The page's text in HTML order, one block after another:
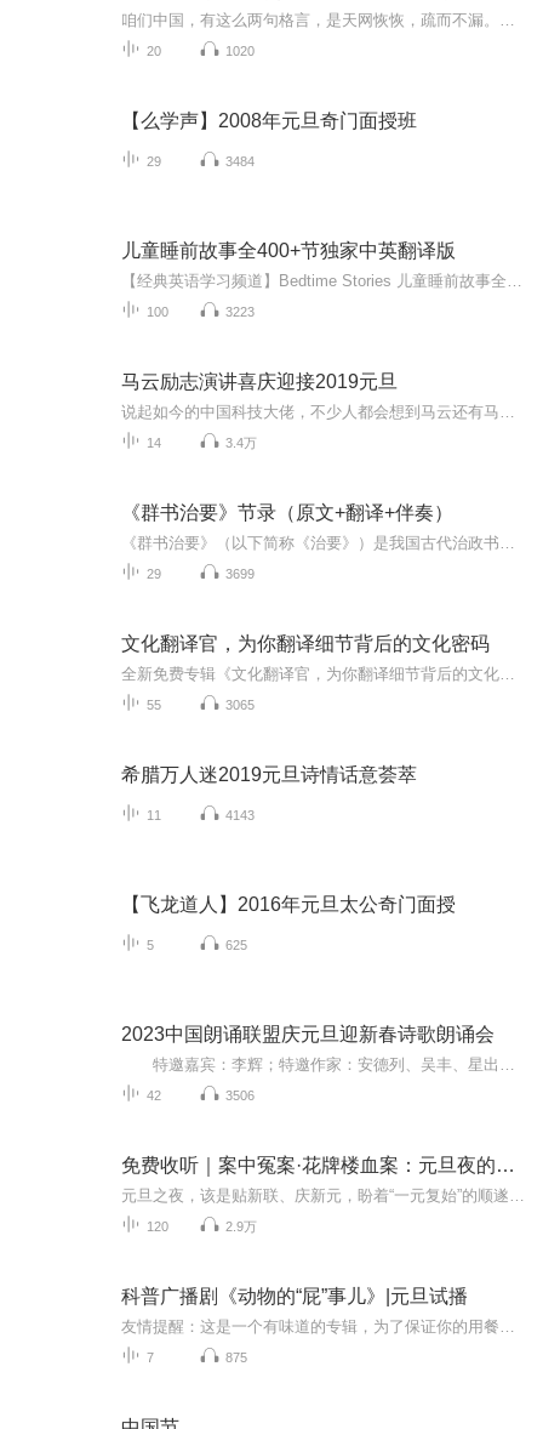
20 1020
【么学声】2008年元旦奇门面授班
29 3484
儿童睡前故事全400+节独家中英翻译版
100 3223
马云励志演讲喜庆迎接2019元旦
14 3.4万
《群书治要》节录（原文+翻译+伴奏）
29 3699
文化翻译官，为你翻译细节背后的文化密码
55 3065
希腊万人迷2019元旦诗情话意荟萃
11 4143
【飞龙道人】2016年元旦太公奇门面授
5 625
2023中国朗诵联盟庆元旦迎新春诗歌朗诵会
42 3506
免费收听｜案中冤案·花牌楼血案：元旦夜的沉冤与昭雪
120 2.9万
科普广播剧《动物的“屁”事儿》|元旦试播
7 875